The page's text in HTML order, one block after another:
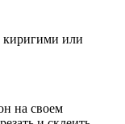
киригими или
на своем